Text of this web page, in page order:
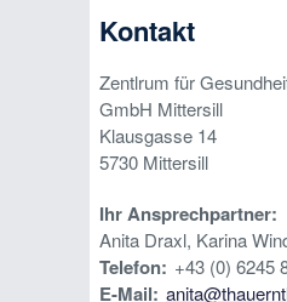
Kontakt
Zentlrum für
GmbH Mittersill
Klausgasse 14
5730 Mittersill
Ihr Ansprechpartner:
Anita Draxl, Karina
Telefon: +43 (0) 6245
E-Mail: